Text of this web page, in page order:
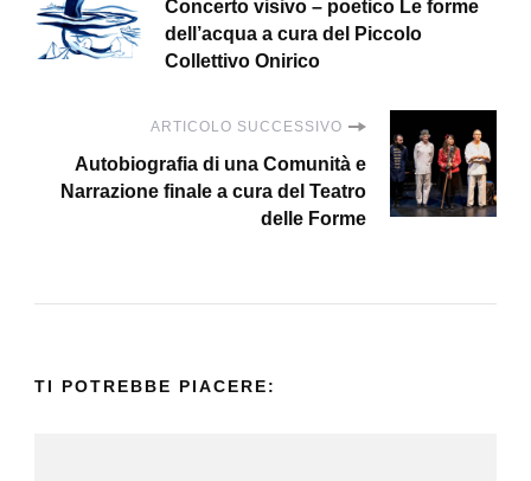
articoli
Concerto visivo – poetico Le forme
dell’acqua a cura del Piccolo
Collettivo Onirico
ARTICOLO SUCCESSIVO
Autobiografia di una Comunità e
Narrazione finale a cura del Teatro
delle Forme
TI POTREBBE PIACERE: